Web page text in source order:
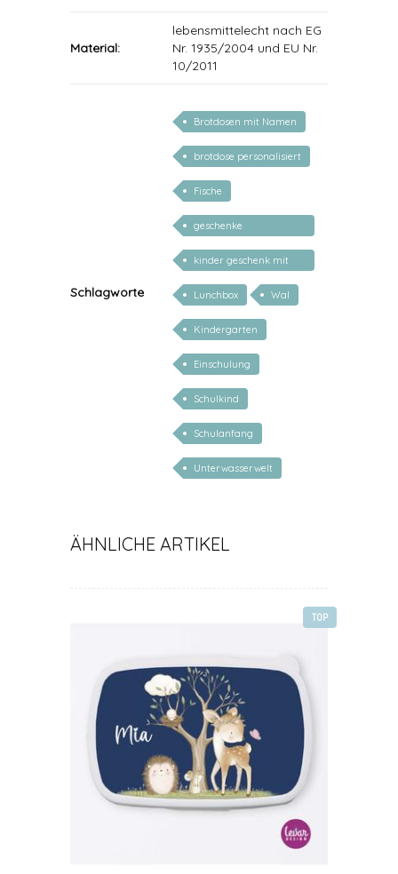
Material:
lebensmittelecht nach EG
Nr. 1935/2004 und EU Nr.
10/2011
Schlagworte
Brotdosen mit Namen
brotdose personalisiert
Fische
geschenke
personalisiert kinder
kinder geschenk mit
namen
Lunchbox
Wal
Kindergarten
Einschulung
Schulkind
Schulanfang
Unterwasserwelt
ÄHNLICHE ARTIKEL
TOP